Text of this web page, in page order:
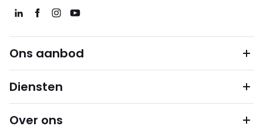
Ons aanbod
Diensten
Over ons